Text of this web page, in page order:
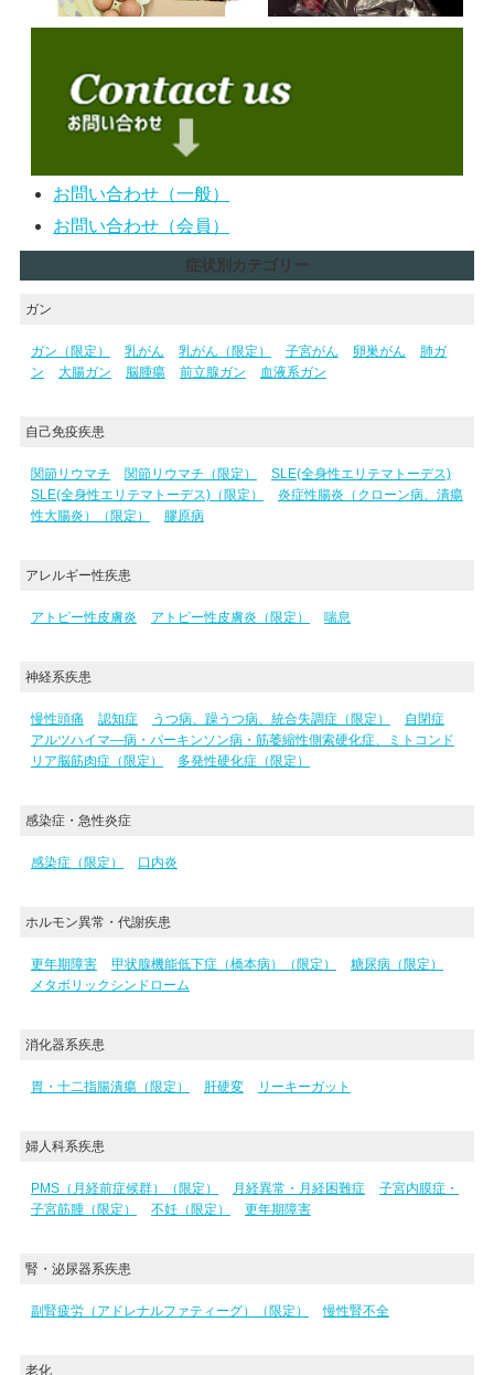
お問い合わせ（一般）
お問い合わせ（会員）
症状別カテゴリー
ガン
ガン（限定） 乳がん 乳がん（限定） 子宮がん 卵巣がん
肺ガ
ン
大腸ガン 脳腫瘍 前立腺ガン 血液系ガン
自己免疫疾患
関節リウマチ 関節リウマチ（限定）
SLE(全身性エリテマトーデス)
SLE(全身性エリテマトーデス)（限定）
炎症性腸炎（クローン病、潰瘍
性大腸炎）（限定）
膠原病
アレルギー性疾患
アトピー性皮膚炎 アトピー性皮膚炎（限定） 喘息
神経系疾患
慢性頭痛 認知症 うつ病、躁うつ病、統合失調症（限定）
自閉症
アルツハイマ―病・パーキンソン病・筋萎縮性側索硬化症、ミトコンド
リア脳筋肉症（限定）
多発性硬化症（限定）
感染症・急性炎症
感染症（限定） 口内炎
ホルモン異常・代謝疾患
更年期障害 甲状腺機能低下症（橋本病）（限定）
糖尿病（限定）
メタボリックシンドローム
消化器系疾患
胃・十二指腸潰瘍（限定） 肝硬変 リーキーガット
婦人科系疾患
PMS（月経前症候群）（限定） 月経異常・月経困難症
子宮内膜症・
子宮筋腫（限定）
不妊（限定） 更年期障害
腎・泌尿器系疾患
副腎疲労（アドレナルファティーグ）（限定） 慢性腎不全
老化